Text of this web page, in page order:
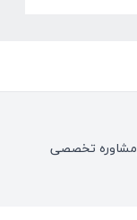
مشاوره تخصصی